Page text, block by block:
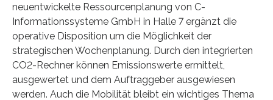
neuentwickelte Ressourcenplanung von C-
Informationssysteme GmbH in Halle 7 ergänzt die
operative Disposition um die Möglichkeit der
strategischen Wochenplanung. Durch den integrierten
CO2-Rechner können Emissionswerte ermittelt,
ausgewertet und dem Auftraggeber ausgewiesen
werden. Auch die Mobilität bleibt ein wichtiges Thema